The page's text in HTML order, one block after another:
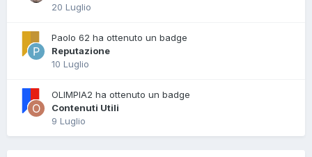
20 Luglio
Paolo 62 ha ottenuto un badge
Reputazione
10 Luglio
OLIMPIA2 ha ottenuto un badge
Contenuti Utili
9 Luglio